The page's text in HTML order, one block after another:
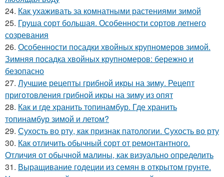
24. Как ухаживать за комнатными растениями зимой
25. Груша сорт большая. Особенности сортов летнего
созревания
26. Особенности посадки хвойных крупномеров зимой.
Зимняя посадка хвойных крупномеров: бережно и
безопасно
27. Лучшие рецепты грибной икры на зиму. Рецепт
приготовления грибной икры на зиму из опят
28. Как и где хранить топинамбур. Где хранить
топинамбур зимой и летом?
29. Сухость во рту, как признак патологии. Сухость во рту
30. Как отличить обычный сорт от ремонтантного.
Отличия от обычной малины, как визуально определить
31. Выращивание годеции из семян в открытом грунте.